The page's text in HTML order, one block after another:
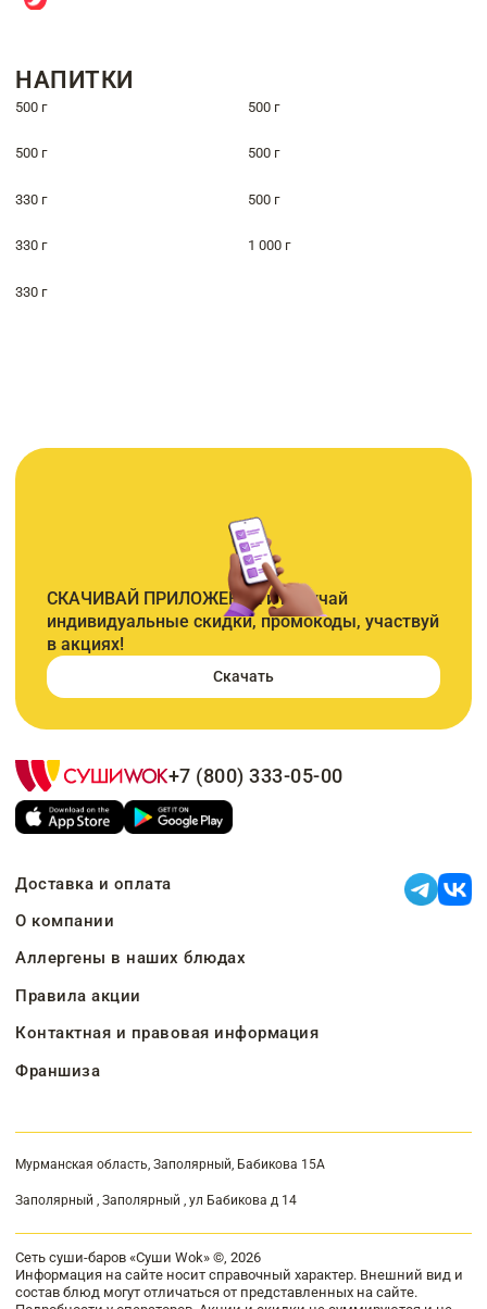
НАПИТКИ
500 г 500 г
500 г 500 г
330 г 500 г
330 г 1 000 г
330 г
СКАЧИВАЙ ПРИЛОЖЕНИЕ и получай
индивидуальные скидки, промокоды, участвуй
в акциях!
Скачать
+7 (800) 333-05-00
Доставка и оплата
О компании
Аллергены в наших блюдах
Правила акции
Контактная и правовая информация
Франшиза
Мурманская область, Заполярный, Бабикова 15А
Заполярный , Заполярный , ул Бабикова д 14
Сеть суши-баров «Суши Wok» ©, 2026
Информация на сайте носит справочный характер. Внешний вид и
состав блюд могут отличаться от представленных на сайте.